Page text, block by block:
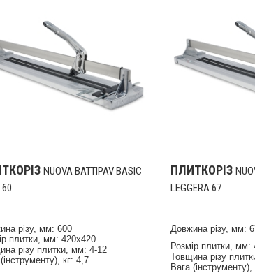
NUOVA BATTIPAV BASIC
60
різу, мм: 600
плитки, мм: 420х420
різу плитки, мм: 4-12
кг: 4,7
ПЛИТКОРІЗ
LEGGERA 67
Довжина різу, мм:
Розмір плитки, мм:
Товщина різу
Вага (інструменту),